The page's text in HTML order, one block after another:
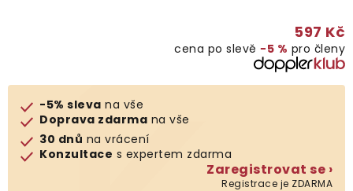
Klub výhod
597 Kč
cena po slevě −5 % pro členy
-5% sleva na vše
Doprava zdarma na vše
30 dnů na vrácení
Konzultace s expertem zdarma
Zaregistrovat se ›
Registrace je ZDARMA